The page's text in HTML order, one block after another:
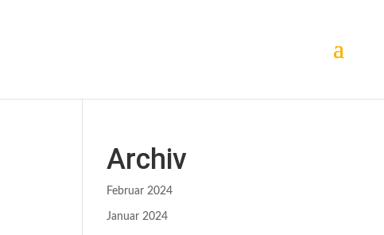
Archiv
Februar 2024
Januar 2024